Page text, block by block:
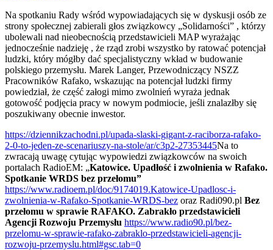
Na spotkaniu Rady wśród wypowiadających się w dyskusji osób ze
strony społecznej zabierali głos związkowcy „Solidarności” , którzy
ubolewali nad nieobecnością przedstawicieli MAP wyrażając
jednocześnie nadzieję , że rząd zrobi wszystko by ratować potencjał
ludzki, który mógłby dać specjalistyczny wkład w budowanie
polskiego przemysłu. Marek Langer, Przewodniczący NSZZ
Pracowników Rafako, wskazując na potencjał ludzki firmy
powiedział, że część załogi mimo zwolnień wyraża jednak
gotowość podjęcia pracy w nowym podmiocie, jeśli znalazłby się
poszukiwany obecnie inwestor.
https://dziennikzachodni.pl/upada-slaski-gigant-z-raciborza-rafako-
2-0-to-jeden-ze-scenariuszy-na-stole/ar/c3p2-27353445Na to
zwracają uwagę cytując wypowiedzi związkowców na swoich
portalach RadioEM: „Katowice. Upadłość i zwolnienia w Rafako.
Spotkanie WRDS bez przełomu”
https://www.radioem.pl/doc/9174019.Katowice-Upadlosc-i-
zwolnienia-w-Rafako-Spotkanie-WRDS-bez oraz Radi090.pl Bez
przełomu w sprawie RAFAKO. Zabrakło przedstawicieli
Agencji Rozwoju Przemysłu https://www.radio90.pl/bez-
przelomu-w-sprawie-rafako-zabraklo-przedstawicieli-agencji-
rozwoju-przemyslu.html#gsc.tab=0